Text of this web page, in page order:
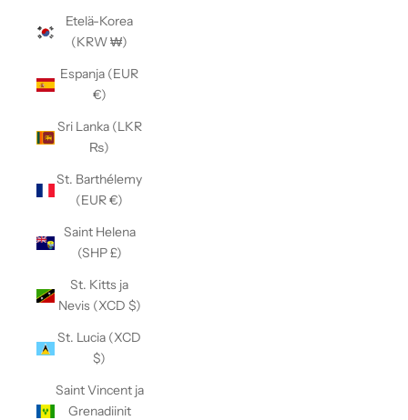
Etelä-Korea
(KRW ₩)
Espanja (EUR
€)
Sri Lanka (LKR
₨)
St. Barthélemy
(EUR €)
Saint Helena
(SHP £)
St. Kitts ja
Nevis (XCD $)
St. Lucia (XCD
$)
Saint Vincent ja
Grenadiinit